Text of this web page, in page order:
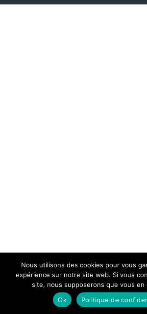
Nous utilisons des cookies pour vous
expérience sur notre site web. Si vous
site, nous supposerons que vous en
Ok
Politique de